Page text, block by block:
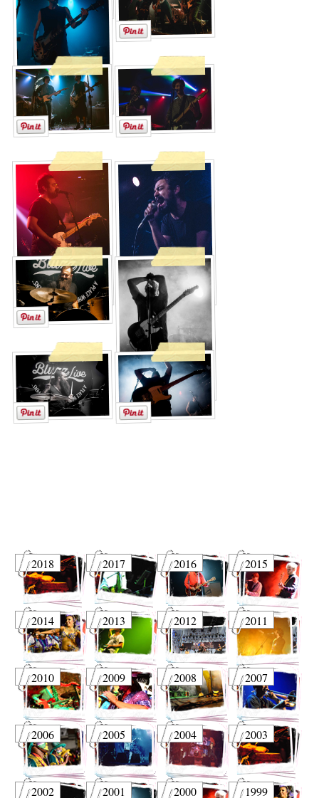
2018 2017 2016 2015
2014 2013 2012 2011
2010 2009 2008 2007
2006 2005 2004 2003
2002 2001 2000 1999